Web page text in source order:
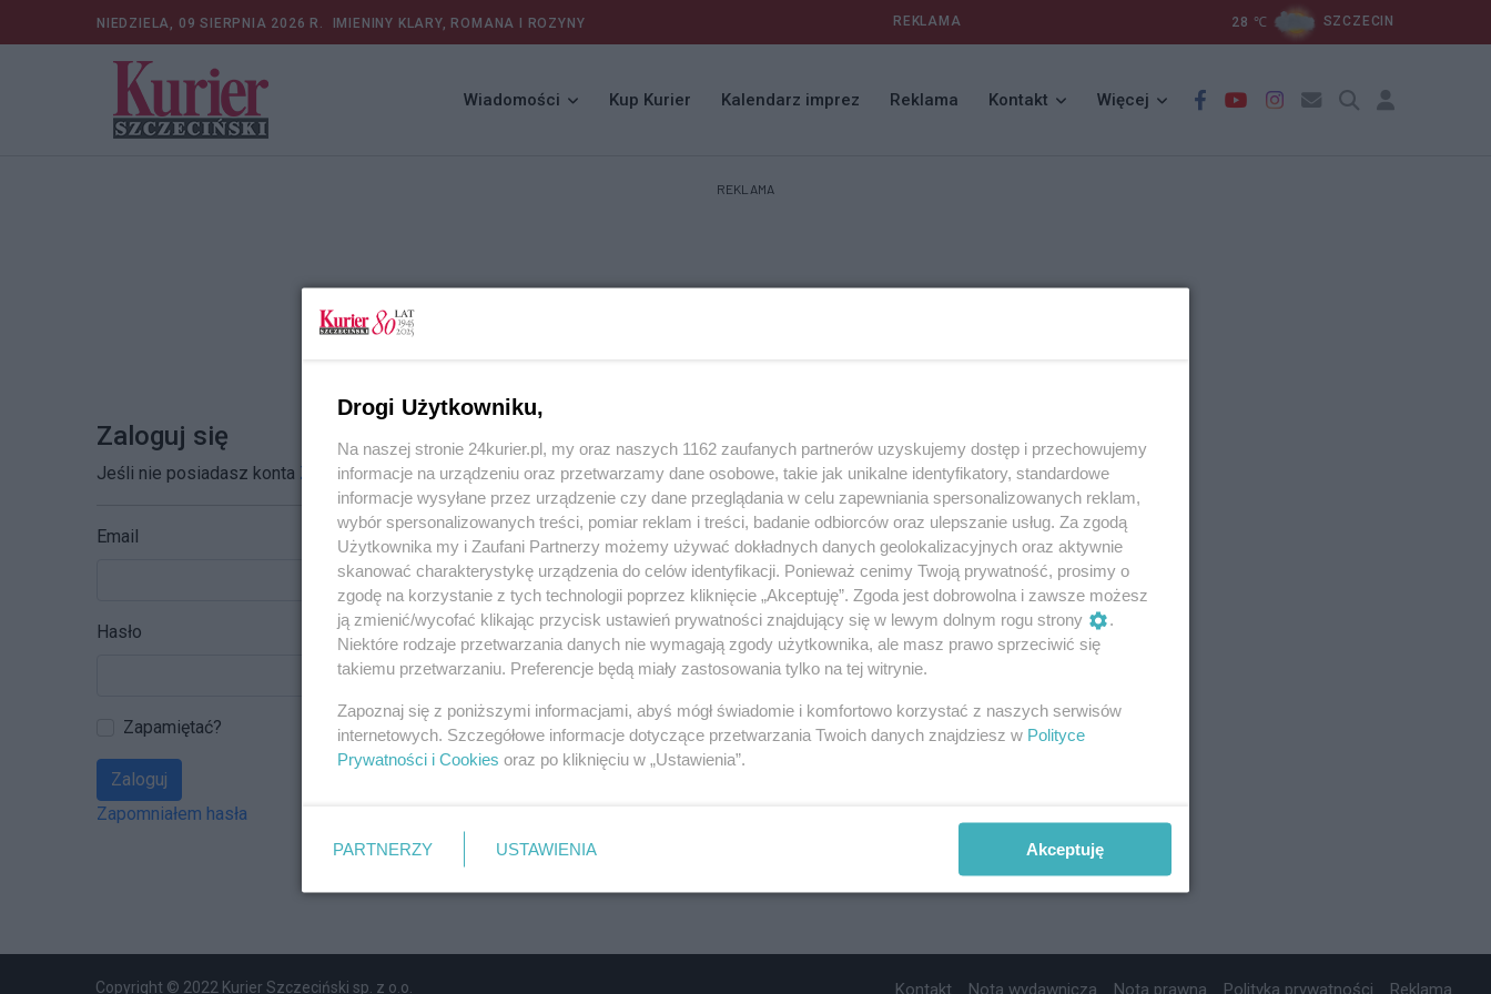
NIEDZIELA, 09 SIERPNIA 2026 R. IMIENINY KLARY, ROMANA I ROZYNY REKLAMA 28 ℃ SZCZECIN
Wiadomości Kup Kurier Kalendarz imprez Reklama Kontakt Więcej
REKLAMA
Zaloguj się
Jeśli nie posiadasz konta Zarejestruj się
Email
Hasło
Zapamiętać?
Zaloguj
Zapomniałem hasła
Copyright © 2022 Kurier Szczeciński sp. z o.o. Kontakt Nota wydawnicza Nota prawna Polityka prywatności Reklama
Drogi Użytkowniku,
Na naszej stronie 24kurier.pl, my oraz naszych 1162 zaufanych partnerów uzyskujemy dostęp i przechowujemy
informacje na urządzeniu oraz przetwarzamy dane osobowe, takie jak unikalne identyfikatory, standardowe
informacje wysyłane przez urządzenie czy dane przeglądania w celu zapewniania spersonalizowanych reklam,
wybór spersonalizowanych treści, pomiar reklam i treści, badanie odbiorców oraz ulepszanie usług. Za zgodą
Użytkownika my i Zaufani Partnerzy możemy używać dokładnych danych geolokalizacyjnych oraz aktywnie
skanować charakterystykę urządzenia do celów identyfikacji. Ponieważ cenimy Twoją prywatność, prosimy o
zgodę na korzystanie z tych technologii poprzez kliknięcie „Akceptuję”. Zgoda jest dobrowolna i zawsze możesz
ją zmienić/wycofać klikając przycisk ustawień prywatności znajdujący się w lewym dolnym rogu strony
.
Niektóre rodzaje przetwarzania danych nie wymagają zgody użytkownika, ale masz prawo sprzeciwić się
takiemu przetwarzaniu. Preferencje będą miały zastosowania tylko na tej witrynie.
Zapoznaj się z poniższymi informacjami, abyś mógł świadomie i komfortowo korzystać z naszych serwisów
internetowych. Szczegółowe informacje dotyczące przetwarzania Twoich danych znajdziesz w Polityce
Prywatności i Cookies oraz po kliknięciu w „Ustawienia”.
PARTNERZY USTAWIENIA Akceptuję